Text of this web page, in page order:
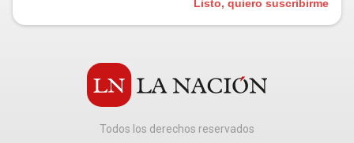
Listo, quiero suscribirme
Todos los derechos reservados